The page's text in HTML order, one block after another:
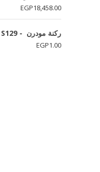
EGP18,458.00
ركنة مودرن - S129
EGP1.00